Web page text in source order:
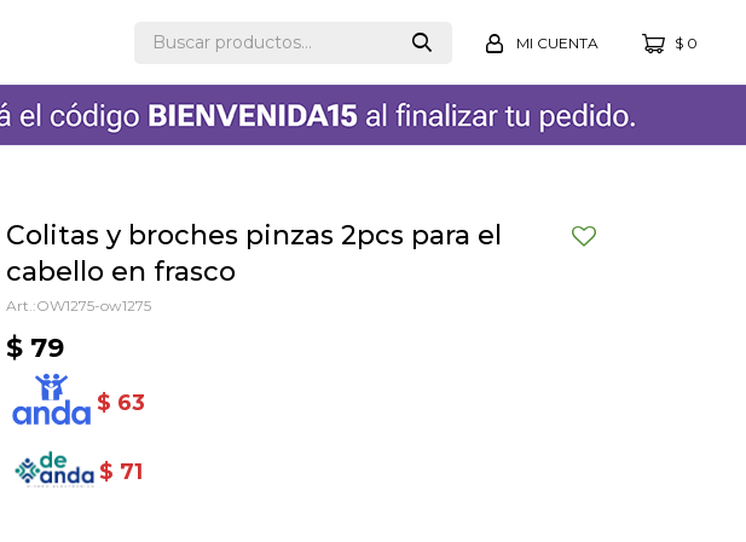
$ 0
Colitas y broches pinzas 2pcs para el
cabello en frasco
OW1275-ow1275
$ 79
$ 63
$ 71